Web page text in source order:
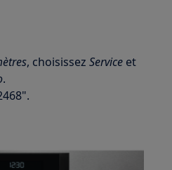
, choisissezService et
.